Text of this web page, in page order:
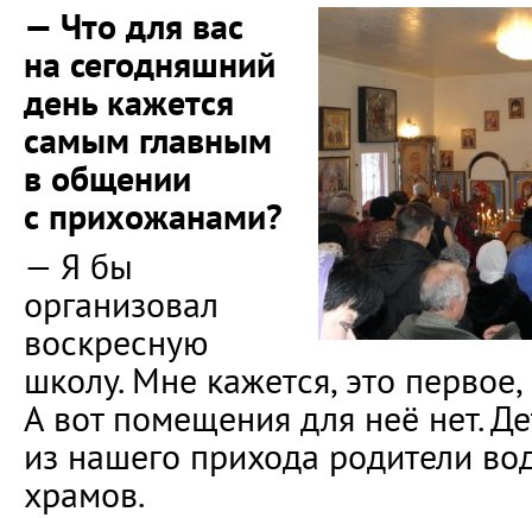
— Что для вас
на сегодняшний
день кажется
самым главным
в общении
с прихожанами?
— Я бы
организовал
воскресную
школу. Мне кажется, это
А вот помещения для неё нет.
из нашего прихода родители
храмов.